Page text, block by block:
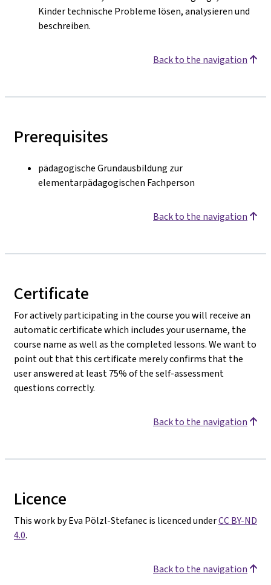
Kinder technische Probleme lösen, analysieren und
beschreiben.
Back to the navigation
Prerequisites
pädagogische Grundausbildung zur
elementarpädagogischen Fachperson
Back to the navigation
Certificate
For actively participating in the course you will receive an
automatic certificate which includes your username, the
course name as well as the completed lessons. We want to
point out that this certificate merely confirms that the
user answered at least 75% of the self-assessment
questions correctly.
Back to the navigation
Licence
This work by Eva Pölzl-Stefanec is licenced underCC BY-ND
4.0.
Back to the navigation